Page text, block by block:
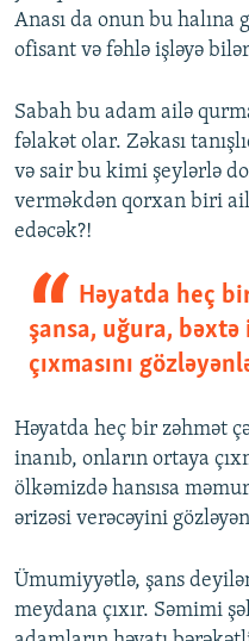
Anası da onun bu halına
ofisant və fəhlə işləyə
Sabah bu adam ailə
fəlakət olar. Zəkası
və sair bu kimi şeylərlə
verməkdən qorxan biri
edəcək?!
Həyatda heç
şansa, uğura, bəxtə
çıxmasını
Həyatda heç bir zəhmət
inanıb, onların ortaya
ölkəmizdə hansısa
ərizəsi verəcəyini
Ümumiyyətlə, şans
meydana çıxır. Səmimi